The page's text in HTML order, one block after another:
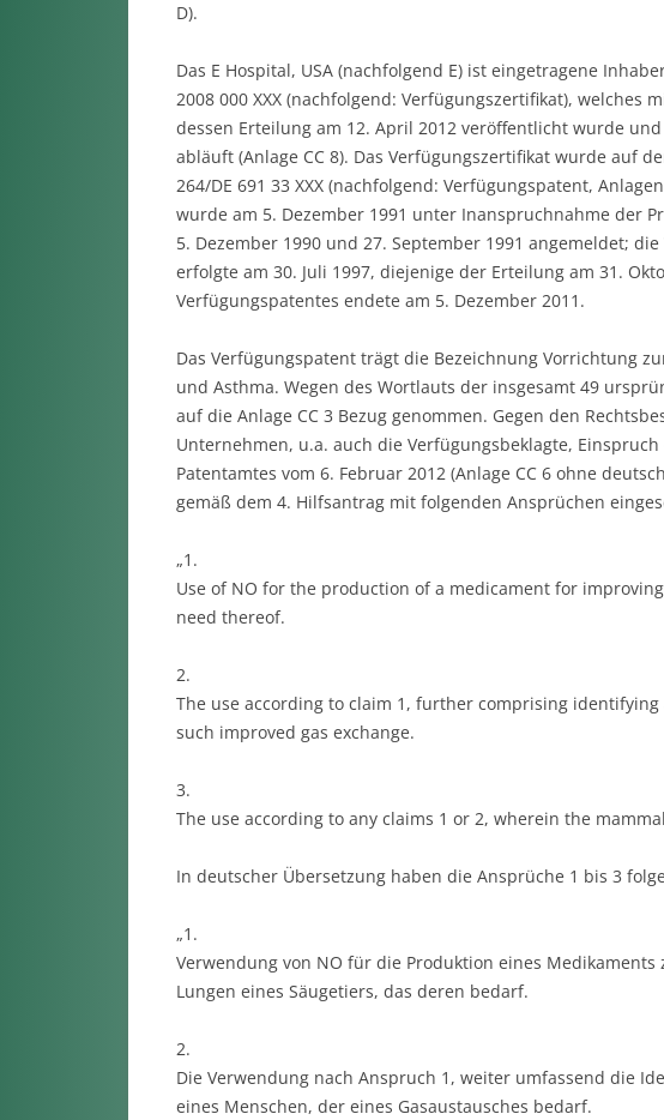
D).
Das E Hospital, USA (nachfolgend E) ist eingetragene
2008 000 XXX (nachfolgend: Verfügungszertifikat), welches
dessen Erteilung am 12. April 2012 veröffentlicht wurde
abläuft (Anlage CC 8). Das Verfügungszertifikat wurde auf
264/DE 691 33 XXX (nachfolgend: Verfügungspatent,
wurde am 5. Dezember 1991 unter Inanspruchnahme der
5. Dezember 1990 und 27. September 1991 angemeldet;
erfolgte am 30. Juli 1997, diejenige der Erteilung am 31.
Verfügungspatentes endete am 5. Dezember 2011.
Das Verfügungspatent trägt die Bezeichnung Vorrichtung
und Asthma. Wegen des Wortlauts der insgesamt 49
auf die Anlage CC 3 Bezug genommen. Gegen den
Unternehmen, u.a. auch die Verfügungsbeklagte,
Patentamtes vom 6. Februar 2012 (Anlage CC 6 ohne
gemäß dem 4. Hilfsantrag mit folgenden Ansprüchen
„1.
Use of NO for the production of a medicament for
need thereof.
2.
The use according to claim 1, further comprising
such improved gas exchange.
3.
The use according to any claims 1 or 2, wherein the
In deutscher Übersetzung haben die Ansprüche 1 bis 3
„1.
Verwendung von NO für die Produktion eines
Lungen eines Säugetiers, das deren bedarf.
2.
Die Verwendung nach Anspruch 1, weiter umfassend die
eines Menschen, der eines Gasaustausches bedarf.